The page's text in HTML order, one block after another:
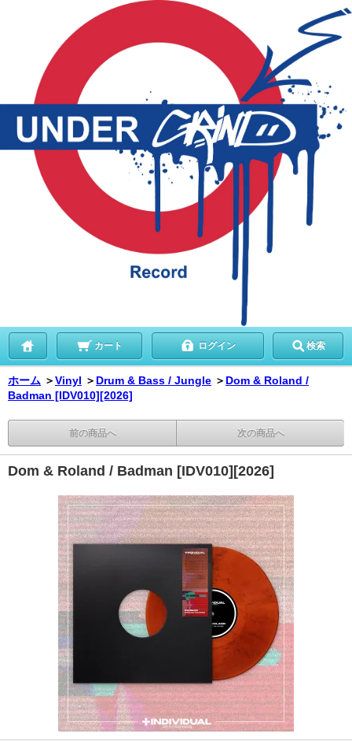
カート ログイン 検索
ホーム ＞Vinyl ＞ Drum & Bass / Jungle ＞ Dom & Roland /
Badman [IDV010][2026]
前の商品へ 次の商品へ
Dom & Roland / Badman [IDV010][2026]